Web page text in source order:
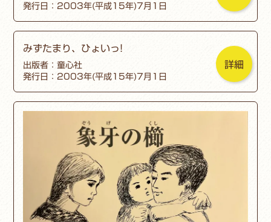
発行日：2003年(平成15年)7月1日
みずたまり、ひょいっ!
出版者：童心社
発行日：2003年(平成15年)7月1日
詳細